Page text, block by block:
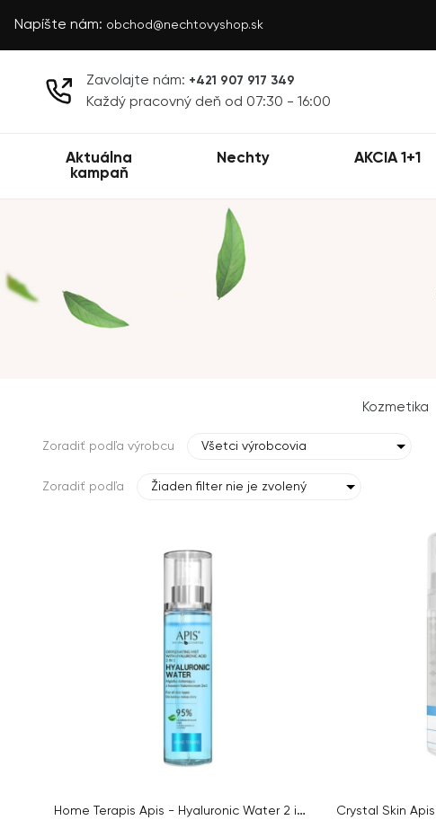
Napíšte nám: obchod@nechtovyshop.sk
Zavolajte nám: +421 907 917 349
Každý pracovný deň od 07:30 - 16:00
Aktuálna
kampaň
Nechty AKCIA 1+1
Kozmetika
Zoradiť podľa výrobcu Všetci výrobcovia
Zoradiť podľa Žiaden filter nie je zvolený
Home Terapis Apis - Hyaluronic Water 2 in 1, 150 ml